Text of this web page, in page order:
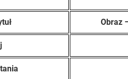
Obraz